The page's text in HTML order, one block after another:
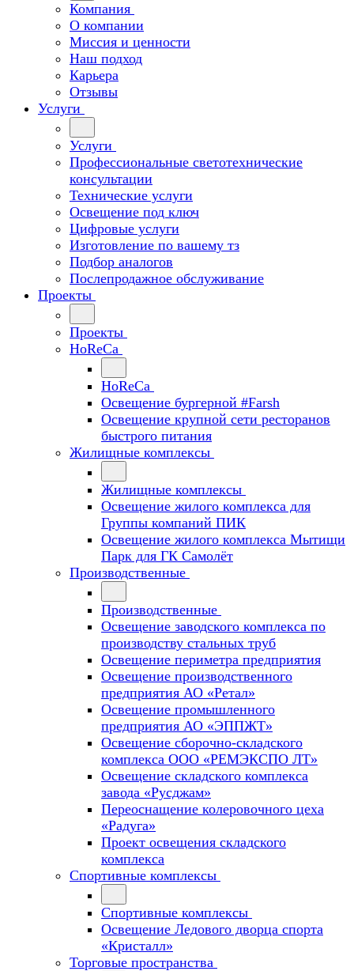
Компания
О компании
Миссия и ценности
Наш подход
Карьера
Отзывы
Услуги
Услуги
Профессиональные светотехнические
консультации
Технические услуги
Освещение под ключ
Цифровые услуги
Изготовление по вашему тз
Подбор аналогов
Послепродажное обслуживание
Проекты
Проекты
HoReCa
HoReCa
Освещение бургерной #Farsh
Освещение крупной сети ресторанов
быстрого питания
Жилищные комплексы
Жилищные комплексы
Освещение жилого комплекса для
Группы компаний ПИК
Освещение жилого комплекса Мытищи
Парк для ГК Самолёт
Производственные
Производственные
Освещение заводского комплекса по
производству стальных труб
Освещение периметра предприятия
Освещение производственного
предприятия АО «Ретал»
Освещение промышленного
предприятия АО «ЭППЖТ»
Освещение сборочно-складского
комплекса ООО «РЕМЭКСПО ЛТ»
Освещение складского комплекса
завода «Русджам»
Переоснащение колеровочного цеха
«Радуга»
Проект освещения складского
комплекса
Спортивные комплексы
Спортивные комплексы
Освещение Ледового дворца спорта
«Кристалл»
Торговые пространства